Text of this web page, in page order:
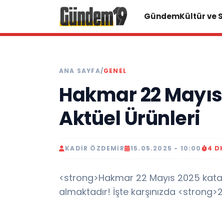
GündemKültür ve
ANA SAYFA/GENEL
Hakmar 22
Aktüel Ürünleri
KADIR ÖZDEMIR 15.05.2025 - 10:00 4
<strong>Hakmar 22 Mayıs 2025
almaktadır! İşte karşınızda